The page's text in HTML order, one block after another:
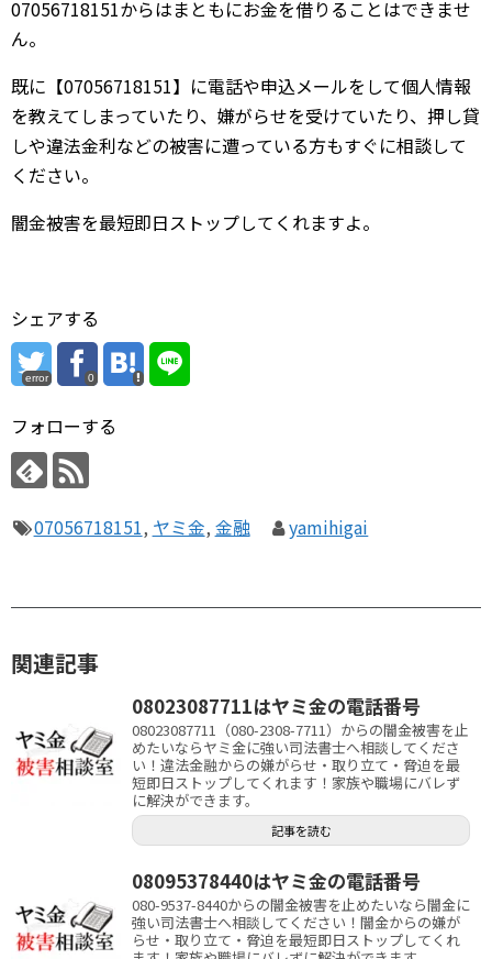
07056718151からはまともにお金を借りることはできませ
ん。
既に【07056718151】に電話や申込メールをして個人情報
を教えてしまっていたり、嫌がらせを受けていたり、押し貸
しや違法金利などの被害に遭っている方もすぐに相談して
ください。
闇金被害を最短即日ストップしてくれますよ。
シェアする
error 0
フォローする
07056718151, ヤミ金, 金融 yamihigai
関連記事
08023087711はヤミ金の電話番号
08023087711（080-2308-7711）からの闇金被害を止
めたいならヤミ金に強い司法書士へ相談してくださ
い！違法金融からの嫌がらせ・取り立て・脅迫を最
短即日ストップしてくれます！家族や職場にバレず
に解決ができます。
記事を読む
08095378440はヤミ金の電話番号
080-9537-8440からの闇金被害を止めたいなら闇金に
強い司法書士へ相談してください！闇金からの嫌が
らせ・取り立て・脅迫を最短即日ストップしてくれ